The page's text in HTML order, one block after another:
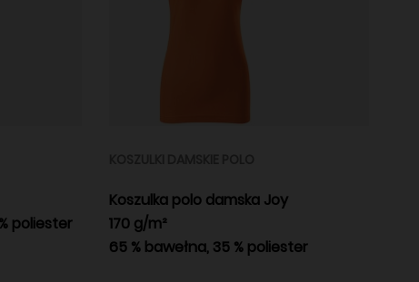
poliester
Koszulka polo damska Joy
170 g/m²
65 % bawełna, 35 % poliester